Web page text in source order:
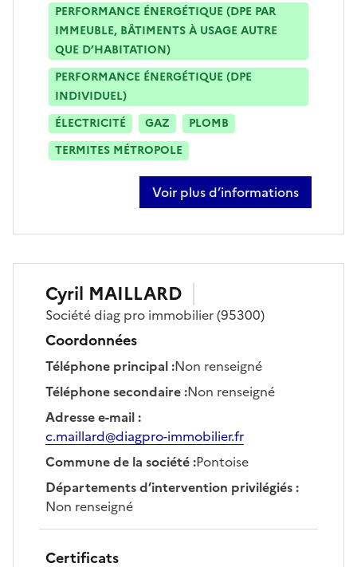
PERFORMANCE ÉNERGÉTIQUE (DPE PAR
IMMEUBLE, BÂTIMENTS À USAGE AUTRE
QUE D’HABITATION)
PERFORMANCE ÉNERGÉTIQUE (DPE
INDIVIDUEL)
ÉLECTRICITÉ
GAZ
PLOMB
TERMITES MÉTROPOLE
Voir plus d’informations
sur christel gamain
Cyril MAILLARD
Sociétédiag pro immobilier(95300)
Coordonnées
Téléphone principal:Non renseigné
Téléphone secondaire:Non renseigné
Adresse e-mail:
c.maillard@diagpro-immobilier.fr
Commune de la société:Pontoise
Départements d’intervention privilégiés:
Non renseigné
Certificats